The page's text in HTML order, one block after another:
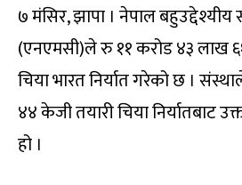
७ मंसिर, झापा । नेपाल
(एनएमसी)ले रु ११ करोड ४३ लाख
चिया भारत निर्यात गरेको छ ।
४४ केजी तयारी चिया निर्यातबाट
हो ।